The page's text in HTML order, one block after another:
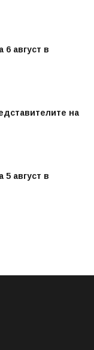
6 август в
на
5 август в